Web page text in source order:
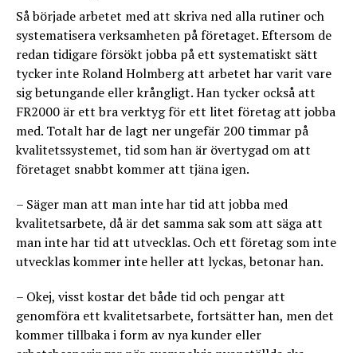
Så började arbetet med att skriva ned alla rutiner och
systematisera verksamheten på företaget. Eftersom de
redan tidigare försökt jobba på ett systematiskt sätt
tycker inte Roland Holmberg att arbetet har varit vare
sig betungande eller krångligt. Han tycker också att
FR2000 är ett bra verktyg för ett litet företag att jobba
med. Totalt har de lagt ner ungefär 200 timmar på
kvalitetssystemet, tid som han är övertygad om att
företaget snabbt kommer att tjäna igen.
– Säger man att man inte har tid att jobba med
kvalitetsarbete, då är det samma sak som att säga att
man inte har tid att utvecklas. Och ett företag som inte
utvecklas kommer inte heller att lyckas, betonar han.
– Okej, visst kostar det både tid och pengar att
genomföra ett kvalitetsarbete, fortsätter han, men det
kommer tillbaka i form av nya kunder eller